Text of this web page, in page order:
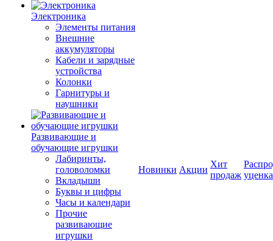
Электроника
Элементы питания
Внешние
аккумуляторы
Кабели и зарядные
устройства
Колонки
Гарнитуры и
наушники
Развивающие и
обучающие игрушки
Лабиринты,
головоломки
Вкладыши
Буквы и цифры
Часы и календари
Прочие
развивающие
игрушки
Новинки Акции
Хит
продаж уценка